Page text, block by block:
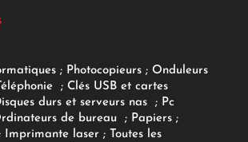
; Photocopieurs; Onduleurs
; Clés USB et cartes
durs et serveurs nas ; Pc
de bureau ; Papiers;
Imprimante laser; Toutes les